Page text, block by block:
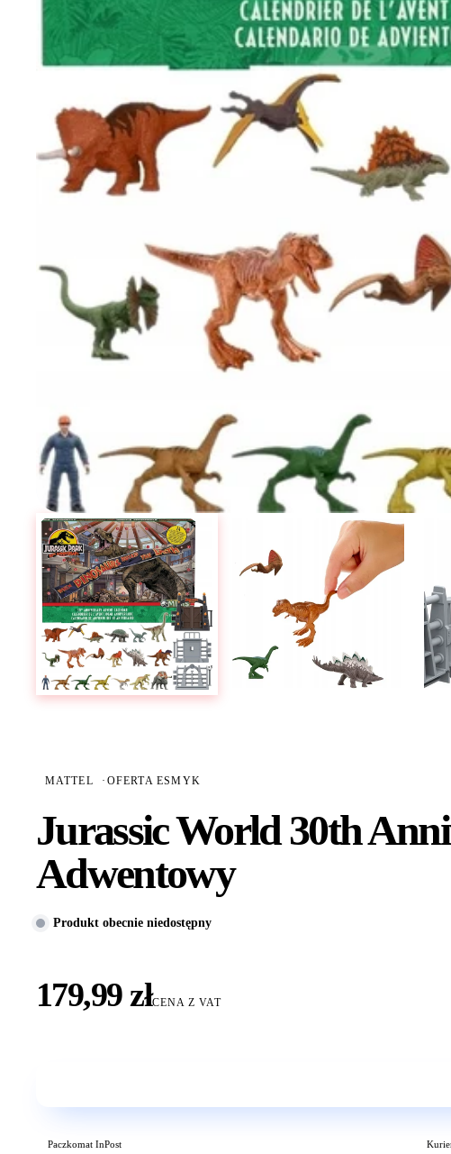
MATTEL · OFERTA ESMYK
Jurassic World 30th
Adwentowy
Produkt obecnie niedostępny
179,99 złCENA Z VAT
Paczkomat InPost